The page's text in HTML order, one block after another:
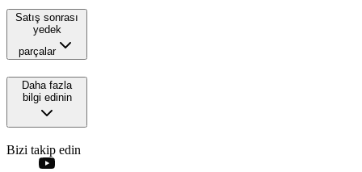
Satış sonrası
yedek
parçalar
Daha fazla
bilgi edinin
Bizi takip edin